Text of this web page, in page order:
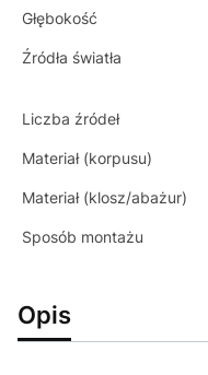
Głębokość
Źródła światła
Liczba źródeł
Materiał (korpusu)
Materiał (klosz/abażur)
Sposób montażu
Opis